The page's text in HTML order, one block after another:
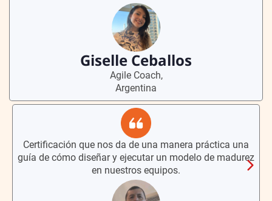
Giselle Ceballos
Agile Coach,
Argentina
Certificación que nos da de una manera práctica una
guía de cómo diseñar y ejecutar un modelo de madurez
en nuestros equipos.